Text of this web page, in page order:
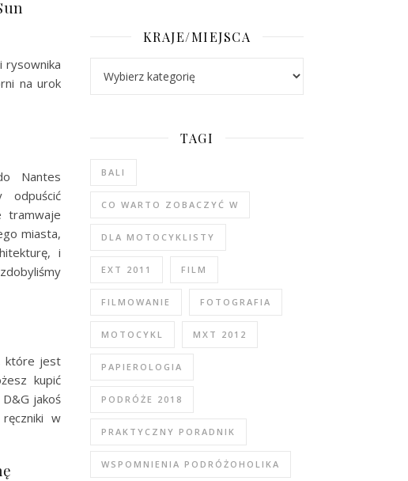
rysownika
na urok
Nantes
odpuścić
tramwaje
miasta,
i
które jest
kupić
jakoś
w
KRAJE/MIEJSCA
TAGI
BALI
CO WARTO ZOBACZYĆ W
DLA MOTOCYKLISTY
EXT 2011 FILM
FILMOWANIE FOTOGRAFIA
MOTOCYKL MXT 2012
PAPIEROLOGIA
PODRÓŻE 2018
PRAKTYCZNY PORADNIK
WSPOMNIENIA PODRÓŻOHOLIKA